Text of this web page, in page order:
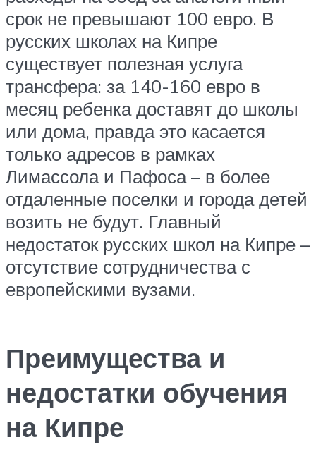
срок не превышают 100 евро. В
русских школах на Кипре
существует полезная услуга
трансфера: за 140-160 евро в
месяц ребенка доставят до школы
или дома, правда это касается
только адресов в рамках
Лимассола и Пафоса – в более
отдаленные поселки и города детей
возить не будут. Главный
недостаток русских школ на Кипре –
отсутствие сотрудничества с
европейскими вузами.
Преимущества и
недостатки обучения
на Кипре